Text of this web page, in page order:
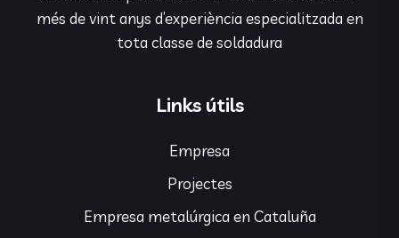
més de vint anys d’experiència especialitzada en
tota classe de soldadura
Links útils
Empresa
Projectes
Empresa metalúrgica en Cataluña